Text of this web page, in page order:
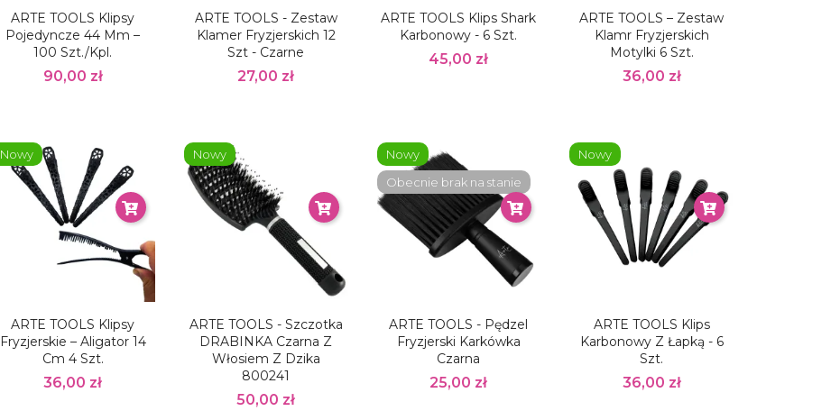
ARTE TOOLS Klipsy
Pojedyncze 44 Mm –
100 Szt./kpl.
90,00 zł
ARTE TOOLS - Zestaw
Klamer Fryzjerskich 12
Szt - Czarne
27,00 zł
ARTE TOOLS Klips Shark
Karbonowy - 6 Szt.
45,00 zł
ARTE TOOLS – Zestaw
Klamr Fryzjerskich
Motylki 6 Szt.
36,00 zł
ARTE TOOLS Klipsy
Fryzjerskie – Aligator 14
Cm 4 Szt.
36,00 zł
Nowy
ARTE TOOLS - Szczotka
DRABINKA Czarna Z
Włosiem Z Dzika
800241
50,00 zł
Nowy
ARTE TOOLS - Pędzel
Fryzjerski Karkówka
Czarna
25,00 zł
Nowy
Obecnie brak na stanie
ARTE TOOLS Klips
Karbonowy Z Łapką - 6
Szt.
36,00 zł
Nowy